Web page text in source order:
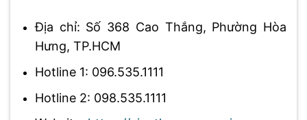
Địa chỉ: Số 368 Cao Thắng, Phường Hòa
Hưng, TP.HCM
Hotline 1: 096.535.1111
Hotline 2: 098.535.1111